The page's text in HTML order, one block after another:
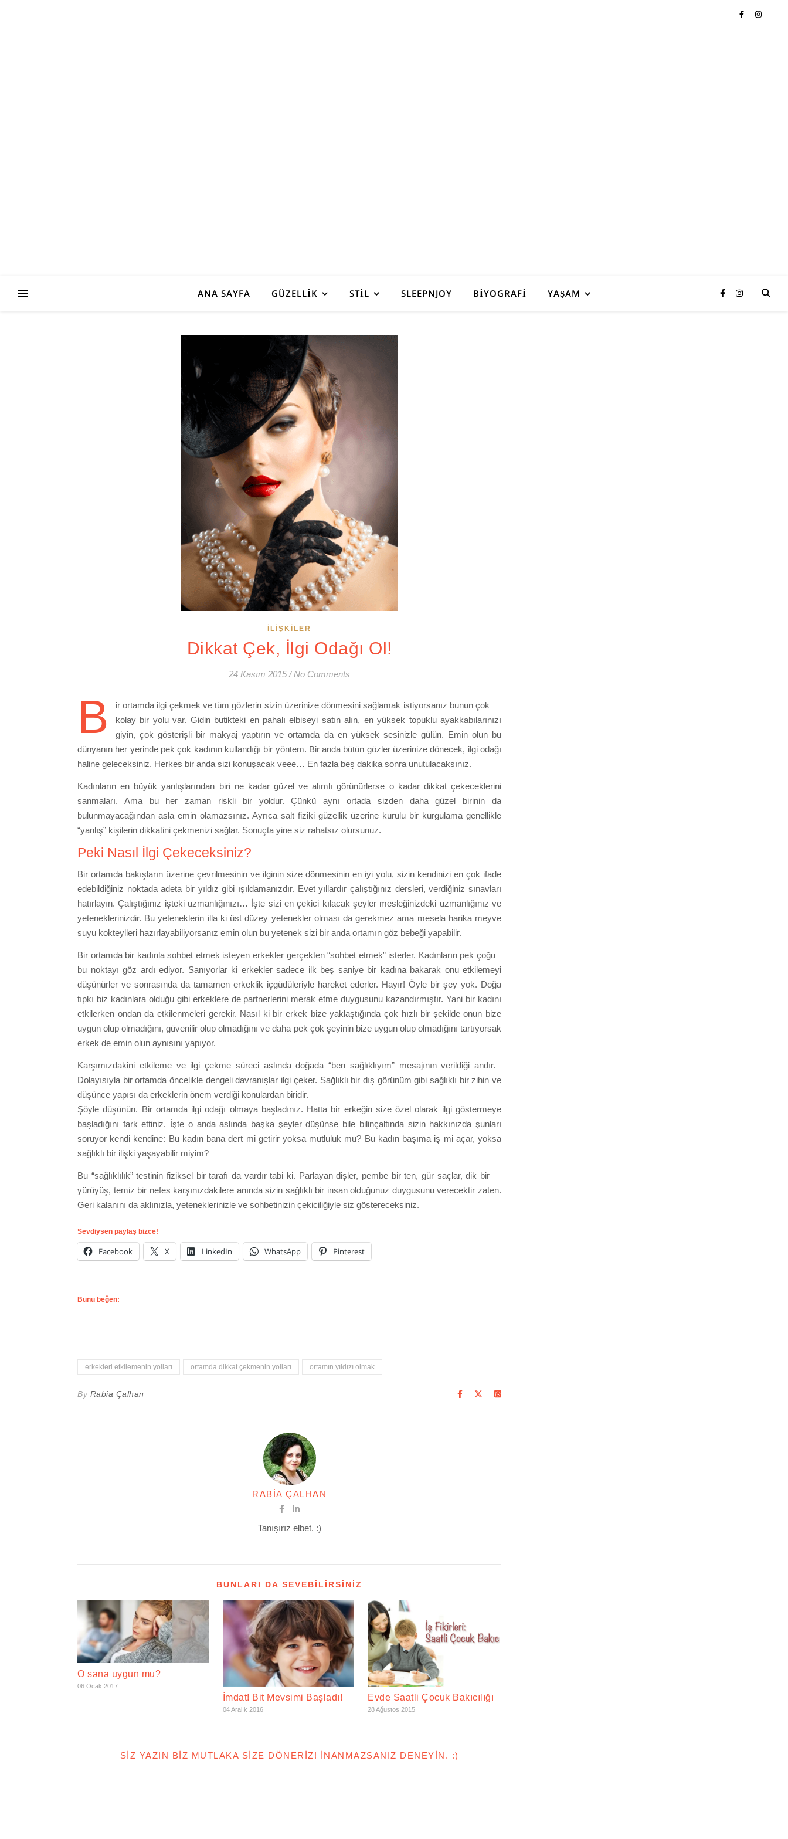
ANA SAYFA GÜZELLIK STIL SLEEPNJOY BIYOGRAFI YAŞAM
İLIŞKILER
Dikkat Çek, İlgi Odağı Ol!
24 Kasım 2015 / No Comments
B
ir ortamda ilgi çekmek ve tüm gözlerin sizin üzerinize dönmesini sağlamak istiyorsanız bunun çok
kolay bir yolu var. Gidin butikteki en pahalı elbiseyi satın alın, en yüksek topuklu ayakkabılarınızı
giyin, çok gösterişli bir makyaj yaptırın ve ortamda da en yüksek sesinizle gülün. Emin olun bu
dünyanın her yerinde pek çok kadının kullandığı bir yöntem. Bir anda bütün gözler üzerinize dönecek, ilgi odağı
haline geleceksiniz. Herkes bir anda sizi konuşacak veee… En fazla beş dakika sonra unutulacaksınız.
Kadınların en büyük yanlışlarından biri ne kadar güzel ve alımlı görünürlerse o kadar dikkat çekeceklerini
sanmaları. Ama bu her zaman riskli bir yoldur. Çünkü aynı ortada sizden daha güzel birinin da
bulunmayacağından asla emin olamazsınız. Ayrıca salt fiziki güzellik üzerine kurulu bir kurgulama genellikle
“yanlış” kişilerin dikkatini çekmenizi sağlar. Sonuçta yine siz rahatsız olursunuz.
Peki Nasıl İlgi Çekeceksiniz?
Bir ortamda bakışların üzerine çevrilmesinin ve ilginin size dönmesinin en iyi yolu, sizin kendinizi en çok ifade
edebildiğiniz noktada adeta bir yıldız gibi ışıldamanızdır. Evet yıllardır çalıştığınız dersleri, verdiğiniz sınavları
hatırlayın. Çalıştığınız işteki uzmanlığınızı… İşte sizi en çekici kılacak şeyler mesleğinizdeki uzmanlığınız ve
yeteneklerinizdir. Bu yeteneklerin illa ki üst düzey yetenekler olması da gerekmez ama mesela harika meyve
suyu kokteylleri hazırlayabiliyorsanız emin olun bu yetenek sizi bir anda ortamın göz bebeği yapabilir.
Bir ortamda bir kadınla sohbet etmek isteyen erkekler gerçekten “sohbet etmek” isterler. Kadınların pek çoğu
bu noktayı göz ardı ediyor. Sanıyorlar ki erkekler sadece ilk beş saniye bir kadına bakarak onu etkilemeyi
düşünürler ve sonrasında da tamamen erkeklik içgüdüleriyle hareket ederler. Hayır! Öyle bir şey yok. Doğa
tıpkı biz kadınlara olduğu gibi erkeklere de partnerlerini merak etme duygusunu kazandırmıştır. Yani bir kadını
etkilerken ondan da etkilenmeleri gerekir. Nasıl ki bir erkek bize yaklaştığında çok hızlı bir şekilde onun bize
uygun olup olmadığını, güvenilir olup olmadığını ve daha pek çok şeyinin bize uygun olup olmadığını tartıyorsak
erkek de emin olun aynısını yapıyor.
Karşımızdakini etkileme ve ilgi çekme süreci aslında doğada “ben sağlıklıyım” mesajının verildiği andır.
Dolayısıyla bir ortamda öncelikle dengeli davranışlar ilgi çeker. Sağlıklı bir dış görünüm gibi sağlıklı bir zihin ve
düşünce yapısı da erkeklerin önem verdiği konulardan biridir.
Şöyle düşünün. Bir ortamda ilgi odağı olmaya başladınız. Hatta bir erkeğin size özel olarak ilgi göstermeye
başladığını fark ettiniz. İşte o anda aslında başka şeyler düşünse bile bilinçaltında sizin hakkınızda şunları
soruyor kendi kendine: Bu kadın bana dert mi getirir yoksa mutluluk mu? Bu kadın başıma iş mi açar, yoksa
sağlıklı bir ilişki yaşayabilir miyim?
Bu “sağlıklılık” testinin fiziksel bir tarafı da vardır tabi ki. Parlayan dişler, pembe bir ten, gür saçlar, dik bir
yürüyüş, temiz bir nefes karşınızdakilere anında sizin sağlıklı bir insan olduğunuz duygusunu verecektir zaten.
Geri kalanını da aklınızla, yeteneklerinizle ve sohbetinizin çekiciliğiyle siz göstereceksiniz.
Sevdiysen paylaş bizce!
Facebook X LinkedIn WhatsApp Pinterest
Bunu beğen:
erkekleri etkilemenin yolları ortamda dikkat çekmenin yolları ortamın yıldızı olmak
By Rabia Çalhan
RABIA ÇALHAN
Tanışırız elbet. :)
BUNLARI DA SEVEBILIRSINIZ
O sana uygun mu?
06 Ocak 2017
İmdat! Bit Mevsimi Başladı!
04 Aralık 2016
Evde Saatli Çocuk Bakıcılığı
28 Ağustos 2015
SIZ YAZIN BIZ MUTLAKA SIZE DÖNERIZ! İNANMAZSANIZ DENEYIN. :)